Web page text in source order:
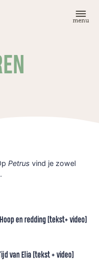
menu
Petrus vind je zowel
en redding [tekst+ video]
van Elia [tekst + video]